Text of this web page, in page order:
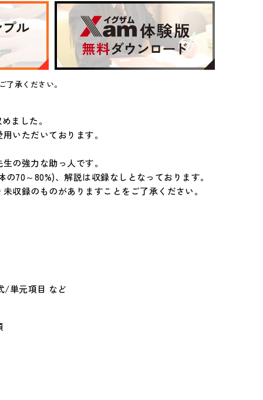
承ください。
ました。
いただいております。
の強力な助っ人です。
70～80%)、解説は収録なしとなっております。
収録のものがありますことをご了承ください。
単元項目 など